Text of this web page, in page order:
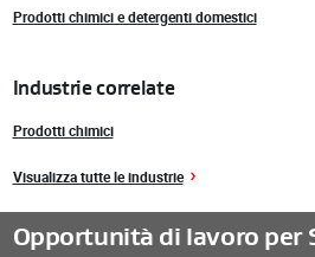
Prodotti chimici e detergenti domestici
Industrie correlate
Prodotti chimici
Visualizza tutte le industrie
Opportunità di lavoro per